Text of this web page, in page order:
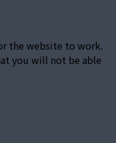
the website to work.
you will not be able